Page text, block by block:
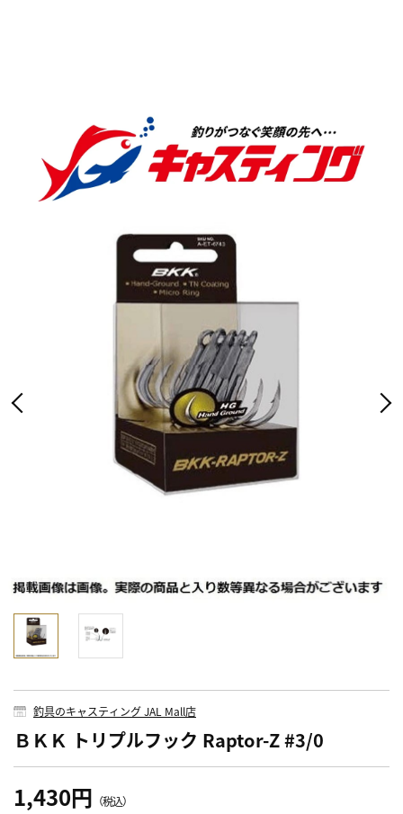
釣具のキャスティング JAL Mall店
ＢＫＫ トリプルフック Raptor-Z #3/0
1,430円 （税込）